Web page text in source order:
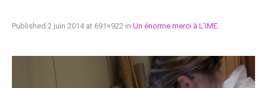
Published 2 juin 2014at 691×922 in Un énorme merci à L’IME.